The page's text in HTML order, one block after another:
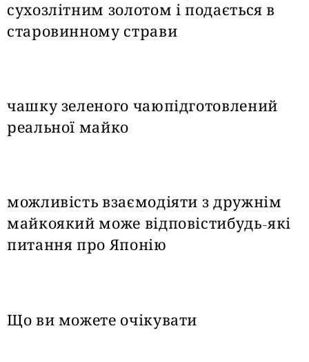
сухозлітним золотом і подається в
старовинному страви
чашку зеленого чаюпідготовлений
реальної майко
можливість взаємодіяти з дружнім
майкоякий може відповістибудь-які
питання про Японію
Що ви можете очікувати